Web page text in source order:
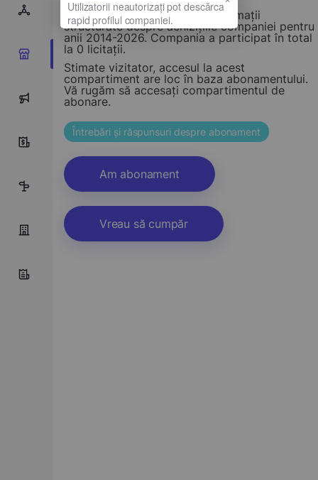
0
0
0
Acest compartiment oferă informații
structurate despre achizițiile companiei pentru
anii 2014-2026. Compania a participat în total
la 0 licitații.
Stimate vizitator, accesul la acest
compartiment are loc în baza abonamentului.
Vă rugăm să accesați compartimentul de
abonare.
Întrebări și răspunsuri despre abonament
Am abonament
Vreau să cumpăr